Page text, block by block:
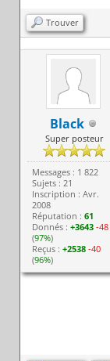
Trouver
Black
Super posteur
Messages : 1 822
Sujets : 21
Inscription : Avr.
2008
Réputation :61
Donnés :+3643 -48
(97%)
Reçus :+2538 -40
(96%)